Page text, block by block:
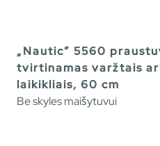
„Nautic” 5560
tvirtinamas varžtais
laikikliais, 60 cm
Be skyles maišytuvui